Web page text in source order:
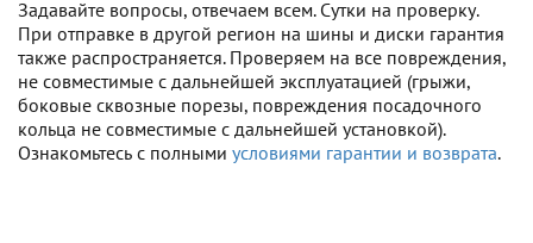
Задавайте вопросы, отвечаем всем. Сутки на проверку.
При отправке в другой регион на шины и диски гарантия
также распространяется. Проверяем на все повреждения,
не совместимые с дальнейшей эксплуатацией (грыжи,
боковые сквозные порезы, повреждения посадочного
кольца не совместимые с дальнейшей установкой).
Ознакомьтесь с полными условиями гарантии и возврата.